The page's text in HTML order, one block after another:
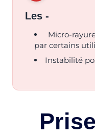
Les -
Micro-
par certains
Instabilité